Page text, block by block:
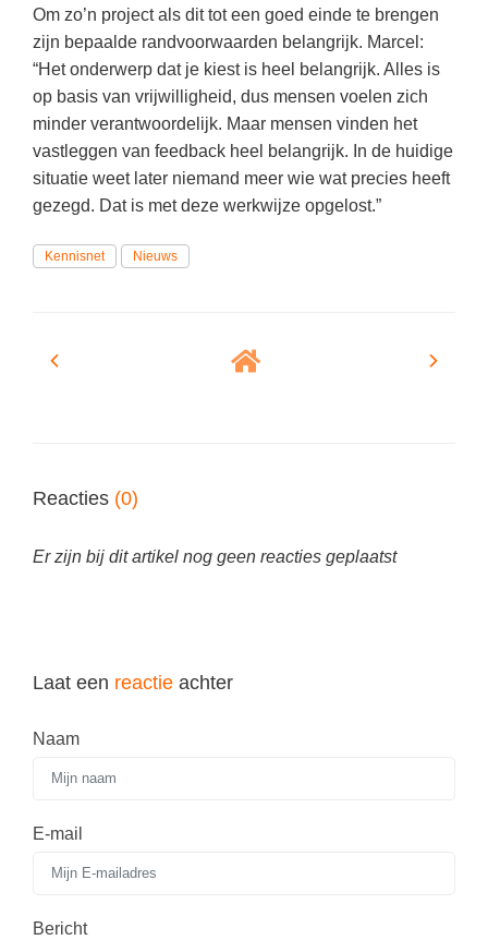
Sprookjes
Startpagina onderwijs
Tweede Wereldoorlog
Middelbare school niveaus
Studenten laptop
Docentenplein nieuwsbrief
Nieuwsbrief archief
Onderwijs CV
Huiswerkbegeleiding
Om zo’n project als dit tot een goed einde te brengen
zijn bepaalde randvoorwaarden belangrijk. Marcel:
“Het onderwerp dat je kiest is heel belangrijk. Alles is
op basis van vrijwilligheid, dus mensen voelen zich
minder verantwoordelijk. Maar mensen vinden het
vastleggen van feedback heel belangrijk. In de huidige
situatie weet later niemand meer wie wat precies heeft
gezegd. Dat is met deze werkwijze opgelost.”
Kennisnet Nieuws
Reacties (0)
Er zijn bij dit artikel nog geen reacties geplaatst
Laat een reactie achter
Naam
E-mail
Bericht